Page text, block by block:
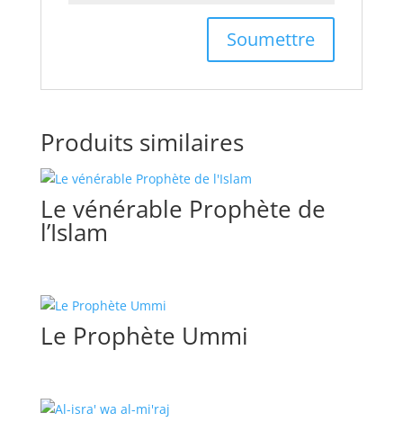
Produits similaires
Le vénérable Prophète de
l’Islam
Le Prophète Ummi